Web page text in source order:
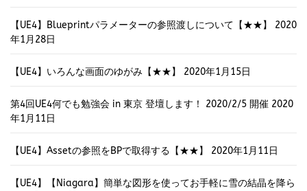
【UE4】Blueprintパラメーターの参照渡しについて【★★】
2020
年1月28日
【UE4】いろんな画面のゆがみ【★★】 2020年1月15日
第4回UE4何でも勉強会 in 東京 登壇します！ 2020/2/5 開催 2020
年1月11日
【UE4】Assetの参照をBPで取得する【★★】 2020年1月11日
【UE4】【Niagara】簡単な図形を使ってお手軽に雪の結晶を降ら